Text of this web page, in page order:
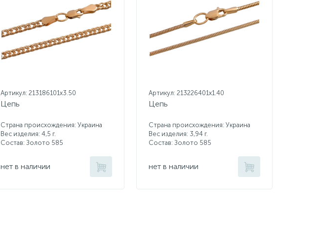
Артикул: 213186101x3.50
Цепь
Страна происхождения: Украина
Вес изделия: 4,5 г.
Состав: Золото 585
нет в наличии
Артикул: 213226401x1.40
Цепь
Страна происхождения: Украина
Вес изделия: 3,94 г.
Состав: Золото 585
нет в наличии